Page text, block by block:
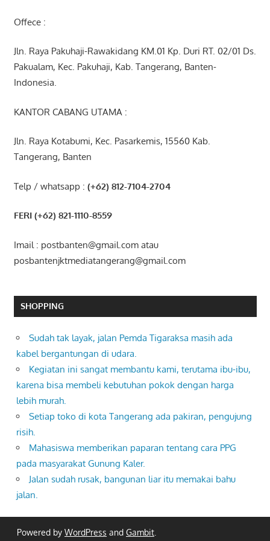
Offece :
Jln. Raya Pakuhaji-Rawakidang KM.01 Kp. Duri RT. 02/01 Ds.
Pakualam, Kec. Pakuhaji, Kab. Tangerang, Banten-
Indonesia.
KANTOR CABANG UTAMA :
Jln. Raya Kotabumi, Kec. Pasarkemis, 15560 Kab.
Tangerang, Banten
Telp / whatsapp : (+62) 812-7104-2704
FERI (+62) 821-1110-8559
Imail : postbanten@gmail.com atau
posbantenjktmediatangerang@gmail.com
SHOPPING
Sudah tak layak, jalan Pemda Tigaraksa masih ada
kabel bergantungan di udara.
Kegiatan ini sangat membantu kami, terutama ibu-ibu,
karena bisa membeli kebutuhan pokok dengan harga
lebih murah.
Setiap toko di kota Tangerang ada pakiran, pengujung
risih.
Mahasiswa memberikan paparan tentang cara PPG
pada masyarakat Gunung Kaler.
Jalan sudah rusak, bangunan liar itu memakai bahu
jalan.
Powered by WordPress and Gambit